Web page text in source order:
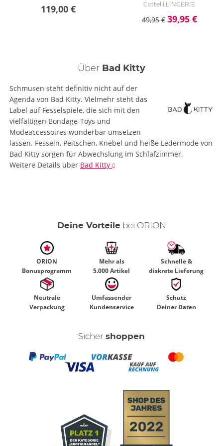
119,00 € Cottelli LINGERIE
49,95 € 39,95 €
Über Bad Kitty
Schmusen steht definitiv nicht auf der
Agenda von Bad Kitty. Vielmehr steht das
Label auf Fesselspiele, die sich mit den
vielfältigen Bondage-Toys und
Modeaccessoires wunderbar umsetzen
lassen. Fesseln, Peitschen, Knebel und heiße Ledermode von
Bad Kitty sorgen für Abwechslung im Schlafzimmer.
Weitere Details über Bad Kitty
Deine Vorteilebei ORION
ORION
Bonusprogramm
Mehr als
5.000 Artikel
Schnelle &
diskrete Lieferung
Neutrale
Verpackung
Umfassender
Kundenservice
Schutz
Deiner Daten
Sicher shoppen